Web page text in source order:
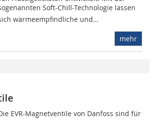
Soft-Chill-Technologie lassen
wärmeempfindliche und...
mehr
EVR-Magnetventile von Danfoss sind für